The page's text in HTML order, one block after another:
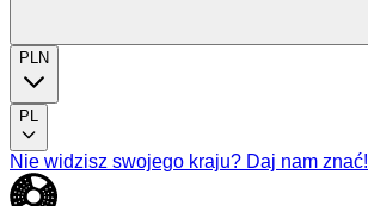
PLN
PL
Nie widzisz swojego kraju? Daj nam znać!